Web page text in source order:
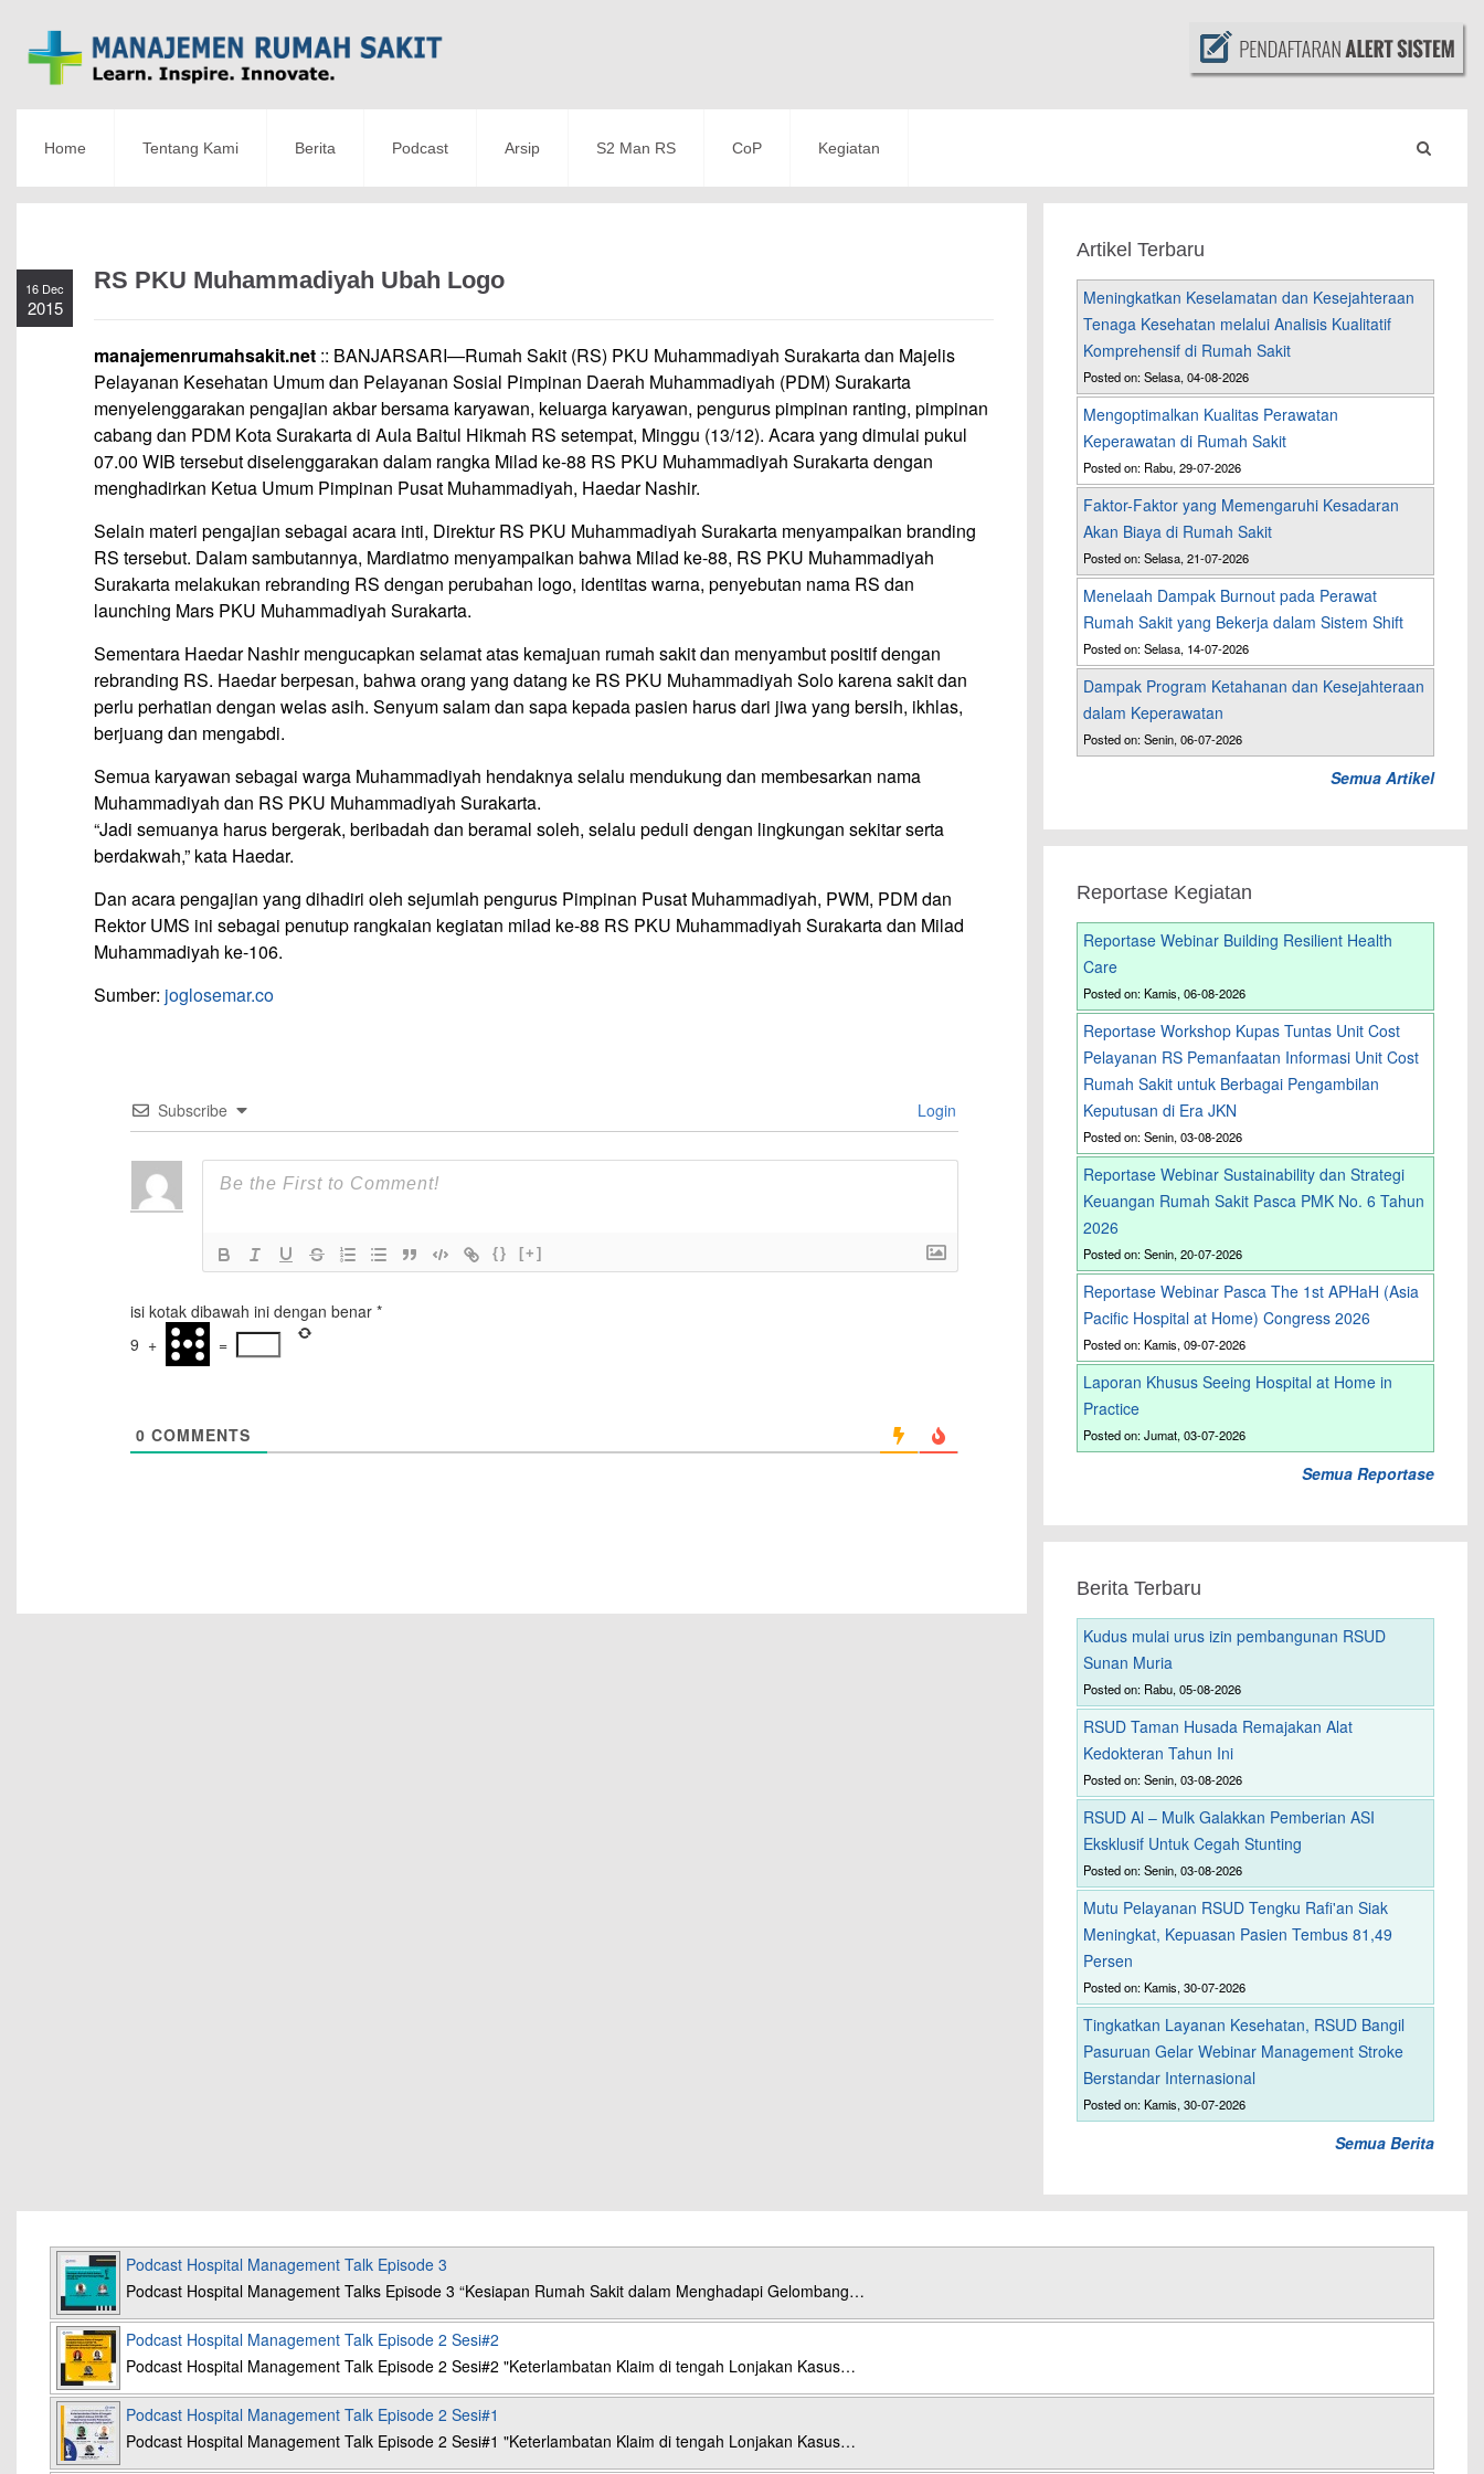
Home Tentang Kami Berita Podcast Arsip S2 Man RS CoP Kegiatan
16 Dec
2015
RS PKU Muhammadiyah Ubah Logo
manajemenrumahsakit.net :: BANJARSARI—Rumah Sakit (RS) PKU Muhammadiyah Surakarta dan Majelis
Pelayanan Kesehatan Umum dan Pelayanan Sosial Pimpinan Daerah Muhammadiyah (PDM) Surakarta
menyelenggarakan pengajian akbar bersama karyawan, keluarga karyawan, pengurus pimpinan ranting, pimpinan
cabang dan PDM Kota Surakarta di Aula Baitul Hikmah RS setempat, Minggu (13/12). Acara yang dimulai pukul
07.00 WIB tersebut diselenggarakan dalam rangka Milad ke-88 RS PKU Muhammadiyah Surakarta dengan
menghadirkan Ketua Umum Pimpinan Pusat Muhammadiyah, Haedar Nashir.
Selain materi pengajian sebagai acara inti, Direktur RS PKU Muhammadiyah Surakarta menyampaikan branding
RS tersebut. Dalam sambutannya, Mardiatmo menyampaikan bahwa Milad ke-88, RS PKU Muhammadiyah
Surakarta melakukan rebranding RS dengan perubahan logo, identitas warna, penyebutan nama RS dan
launching Mars PKU Muhammadiyah Surakarta.
Sementara Haedar Nashir mengucapkan selamat atas kemajuan rumah sakit dan menyambut positif dengan
rebranding RS. Haedar berpesan, bahwa orang yang datang ke RS PKU Muhammadiyah Solo karena sakit dan
perlu perhatian dengan welas asih. Senyum salam dan sapa kepada pasien harus dari jiwa yang bersih, ikhlas,
berjuang dan mengabdi.
Semua karyawan sebagai warga Muhammadiyah hendaknya selalu mendukung dan membesarkan nama
Muhammadiyah dan RS PKU Muhammadiyah Surakarta.
“Jadi semuanya harus bergerak, beribadah dan beramal soleh, selalu peduli dengan lingkungan sekitar serta
berdakwah,” kata Haedar.
Dan acara pengajian yang dihadiri oleh sejumlah pengurus Pimpinan Pusat Muhammadiyah, PWM, PDM dan
Rektor UMS ini sebagai penutup rangkaian kegiatan milad ke-88 RS PKU Muhammadiyah Surakarta dan Milad
Muhammadiyah ke-106.
Sumber: joglosemar.co
Subscribe Login
{} [+]
isi kotak dibawah ini dengan benar*
9 + =
0 COMMENTS
Artikel Terbaru
Meningkatkan Keselamatan dan Kesejahteraan
Tenaga Kesehatan melalui Analisis Kualitatif
Komprehensif di Rumah Sakit
Posted on: Selasa, 04-08-2026
Mengoptimalkan Kualitas Perawatan
Keperawatan di Rumah Sakit
Posted on: Rabu, 29-07-2026
Faktor-Faktor yang Memengaruhi Kesadaran
Akan Biaya di Rumah Sakit
Posted on: Selasa, 21-07-2026
Menelaah Dampak Burnout pada Perawat
Rumah Sakit yang Bekerja dalam Sistem Shift
Posted on: Selasa, 14-07-2026
Dampak Program Ketahanan dan Kesejahteraan
dalam Keperawatan
Posted on: Senin, 06-07-2026
Semua Artikel
Reportase Kegiatan
Reportase Webinar Building Resilient Health
Care
Posted on: Kamis, 06-08-2026
Reportase Workshop Kupas Tuntas Unit Cost
Pelayanan RS Pemanfaatan Informasi Unit Cost
Rumah Sakit untuk Berbagai Pengambilan
Keputusan di Era JKN
Posted on: Senin, 03-08-2026
Reportase Webinar Sustainability dan Strategi
Keuangan Rumah Sakit Pasca PMK No. 6 Tahun
2026
Posted on: Senin, 20-07-2026
Reportase Webinar Pasca The 1st APHaH (Asia
Pacific Hospital at Home) Congress 2026
Posted on: Kamis, 09-07-2026
Laporan Khusus Seeing Hospital at Home in
Practice
Posted on: Jumat, 03-07-2026
Semua Reportase
Berita Terbaru
Kudus mulai urus izin pembangunan RSUD
Sunan Muria
Posted on: Rabu, 05-08-2026
RSUD Taman Husada Remajakan Alat
Kedokteran Tahun Ini
Posted on: Senin, 03-08-2026
RSUD Al – Mulk Galakkan Pemberian ASI
Eksklusif Untuk Cegah Stunting
Posted on: Senin, 03-08-2026
Mutu Pelayanan RSUD Tengku Rafi'an Siak
Meningkat, Kepuasan Pasien Tembus 81,49
Persen
Posted on: Kamis, 30-07-2026
Tingkatkan Layanan Kesehatan, RSUD Bangil
Pasuruan Gelar Webinar Management Stroke
Berstandar Internasional
Posted on: Kamis, 30-07-2026
Semua Berita
Podcast Hospital Management Talk Episode 3
Podcast Hospital Management Talks Episode 3 “Kesiapan Rumah Sakit dalam Menghadapi Gelombang…
Podcast Hospital Management Talk Episode 2 Sesi#2
Podcast Hospital Management Talk Episode 2 Sesi#2 "Keterlambatan Klaim di tengah Lonjakan Kasus…
Podcast Hospital Management Talk Episode 2 Sesi#1
Podcast Hospital Management Talk Episode 2 Sesi#1 "Keterlambatan Klaim di tengah Lonjakan Kasus…